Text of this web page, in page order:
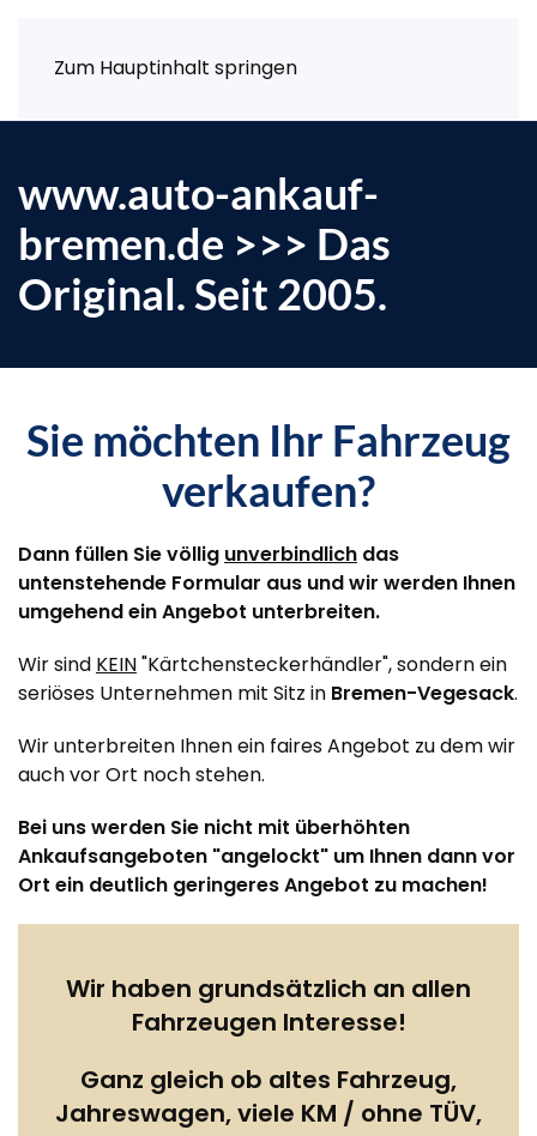
Zum Hauptinhalt springen
www.auto-ankauf-
bremen.de >>> Das
Original. Seit 2005.
Sie möchten Ihr Fahrzeug
verkaufen?
Dann füllen Sie völlig unverbindlich das
untenstehende Formular aus und wir werden Ihnen
umgehend ein Angebot unterbreiten.
Wir sind KEIN"Kärtchensteckerhändler", sondern ein
seriöses Unternehmen mit Sitz in Bremen-Vegesack.
Wir unterbreiten Ihnen ein faires Angebot zu dem wir
auch vor Ort noch stehen.
Bei uns werden Sie nicht mit überhöhten
Ankaufsangeboten "angelockt" um Ihnen dann vor
Ort ein deutlich geringeres Angebot zu machen!
Wir haben grundsätzlich an allen
Fahrzeugen Interesse!
Ganz gleich ob altes Fahrzeug,
Jahreswagen, viele KM / ohne TÜV,